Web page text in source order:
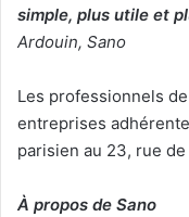
simple, plus utile et
Ardouin, Sano
Les professionnels
entreprises
parisien au 23, rue
À propos de Sano